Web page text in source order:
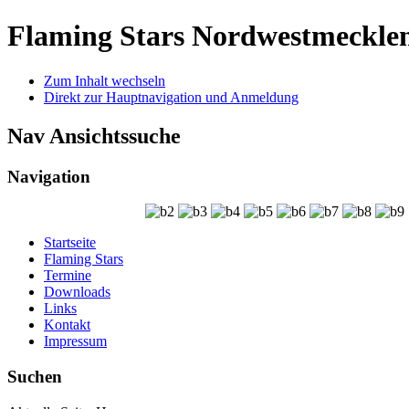
Flaming Stars
Zum Inhalt wechseln
Direkt zur Hauptnavigation und Anmeldung
Nav Ansichtssuche
Navigation
Startseite
Flaming Stars
Termine
Downloads
Links
Kontakt
Impressum
Suchen